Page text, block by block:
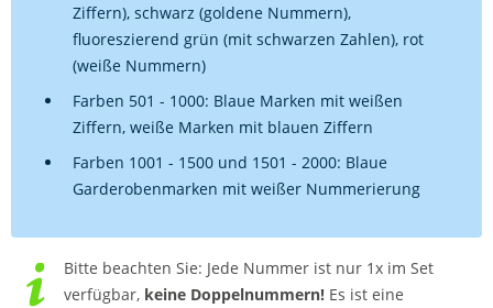
Ziffern), schwarz (goldene Nummern),
fluoreszierend grün (mit schwarzen Zahlen), rot
(weiße Nummern)
Farben 501 - 1000: Blaue Marken mit weißen
Ziffern, weiße Marken mit blauen Ziffern
Farben 1001 - 1500 und 1501 - 2000: Blaue
Garderobenmarken mit weißer Nummerierung
Bitte beachten Sie: Jede Nummer ist nur 1x im Set
verfügbar, keine Doppelnummern! Es ist eine